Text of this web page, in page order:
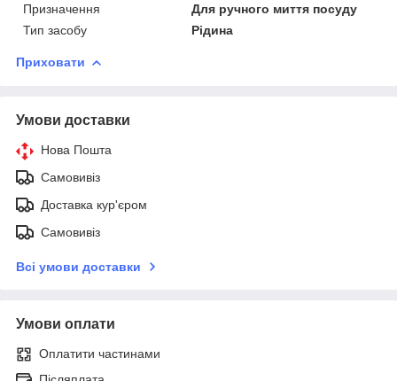
Призначення
Для ручного миття посуду
Тип засобу
Рідина
Приховати
Умови доставки
Нова Пошта
Самовивіз
Доставка кур'єром
Самовивіз
Всі умови доставки
Умови оплати
Оплатити частинами